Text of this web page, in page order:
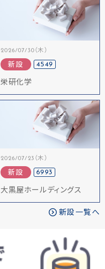
2026/07/30（木）
新設 4549
栄研化学
2026/07/23（木）
新設 6993
大黒屋ホールディングス
新設一覧へ